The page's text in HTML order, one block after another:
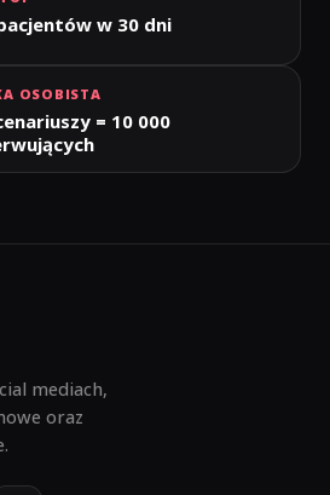
w 30 dni
OSOBISTA
= 10 000
mediach,
oraz